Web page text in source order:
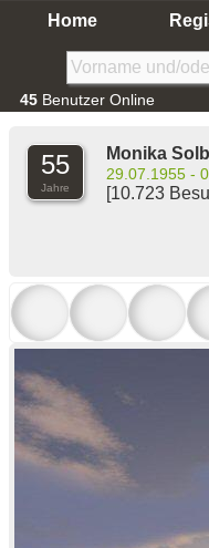
Home
45 Benutzer Online
55
Jahre
Monika
29.07.1955 -
[10.723